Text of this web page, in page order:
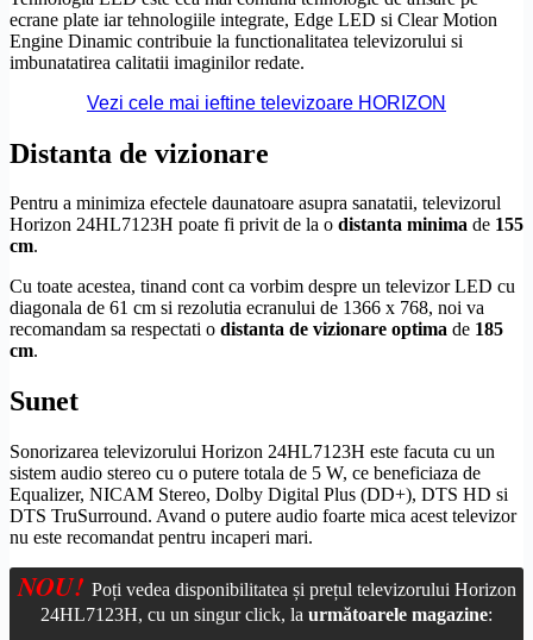
ecrane plate iar tehnologiile integrate, Edge LED si Clear Motion
Engine Dinamic contribuie la functionalitatea televizorului si
imbunatatirea calitatii imaginilor redate.
Vezi cele mai ieftine televizoare HORIZON
Distanta de vizionare
Pentru a minimiza efectele daunatoare asupra sanatatii, televizorul
Horizon 24HL7123H poate fi privit de la o distanta minima de 155
cm.
Cu toate acestea, tinand cont ca vorbim despre un televizor LED cu
diagonala de 61 cm si rezolutia ecranului de 1366 x 768, noi va
recomandam sa respectati o distanta de vizionare optima de 185
cm.
Sunet
Sonorizarea televizorului Horizon 24HL7123H este facuta cu un
sistem audio stereo cu o putere totala de 5 W, ce beneficiaza de
Equalizer, NICAM Stereo, Dolby Digital Plus (DD+), DTS HD si
DTS TruSurround. Avand o putere audio foarte mica acest televizor
nu este recomandat pentru incaperi mari.
NOU! Poți vedea disponibilitatea și prețul televizorului Horizon
24HL7123H, cu un singur click, la următoarele magazine: